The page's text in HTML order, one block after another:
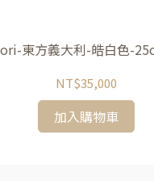
東方義大利-皓白色-
NT$35,000
加入購物車